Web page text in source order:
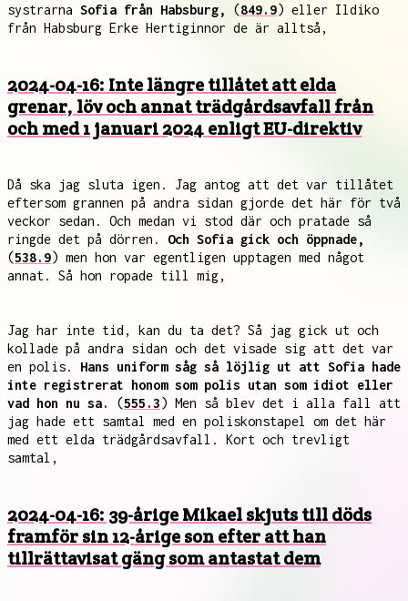
systrarna Sofia från Habsburg, (849.9) eller Ildiko
från Habsburg Erke Hertiginnor de är alltså,
2024-04-16: Inte längre tillåtet att elda
grenar, löv och annat trädgårdsavfall från
och med 1 januari 2024 enligt EU-direktiv
Då ska jag sluta igen. Jag antog att det var tillåtet
eftersom grannen på andra sidan gjorde det här för två
veckor sedan. Och medan vi stod där och pratade så
ringde det på dörren. Och Sofia gick och öppnade,
(538.9) men hon var egentligen upptagen med något
annat. Så hon ropade till mig,
Jag har inte tid, kan du ta det? Så jag gick ut och
kollade på andra sidan och det visade sig att det var
en polis. Hans uniform såg så löjlig ut att Sofia hade
inte registrerat honom som polis utan som idiot eller
vad hon nu sa.
(555.3) Men så blev det i alla fall att
jag hade ett samtal med en poliskonstapel om det här
med ett elda trädgårdsavfall. Kort och trevligt
samtal,
2024-04-16: 39-årige Mikael skjuts till döds
framför sin 12-årige son efter att han
tillrättavisat gäng som antastat dem